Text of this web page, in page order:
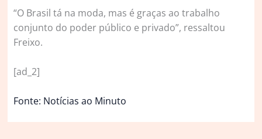
“O Brasil tá na moda, mas é graças ao trabalho
conjunto do poder público e privado”, ressaltou
Freixo.
[ad_2]
Fonte: Notícias ao Minuto